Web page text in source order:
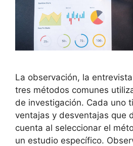
La observación, la
tres métodos comunes
de investigación. Cada uno
ventajas y desventajas que
cuenta al seleccionar el
un estudio específico.